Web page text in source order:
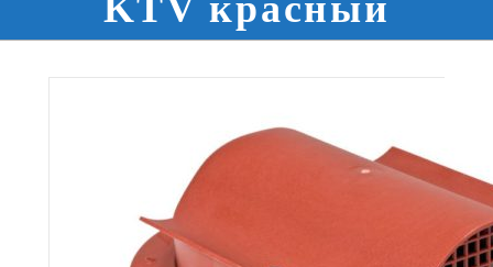
KTV красный